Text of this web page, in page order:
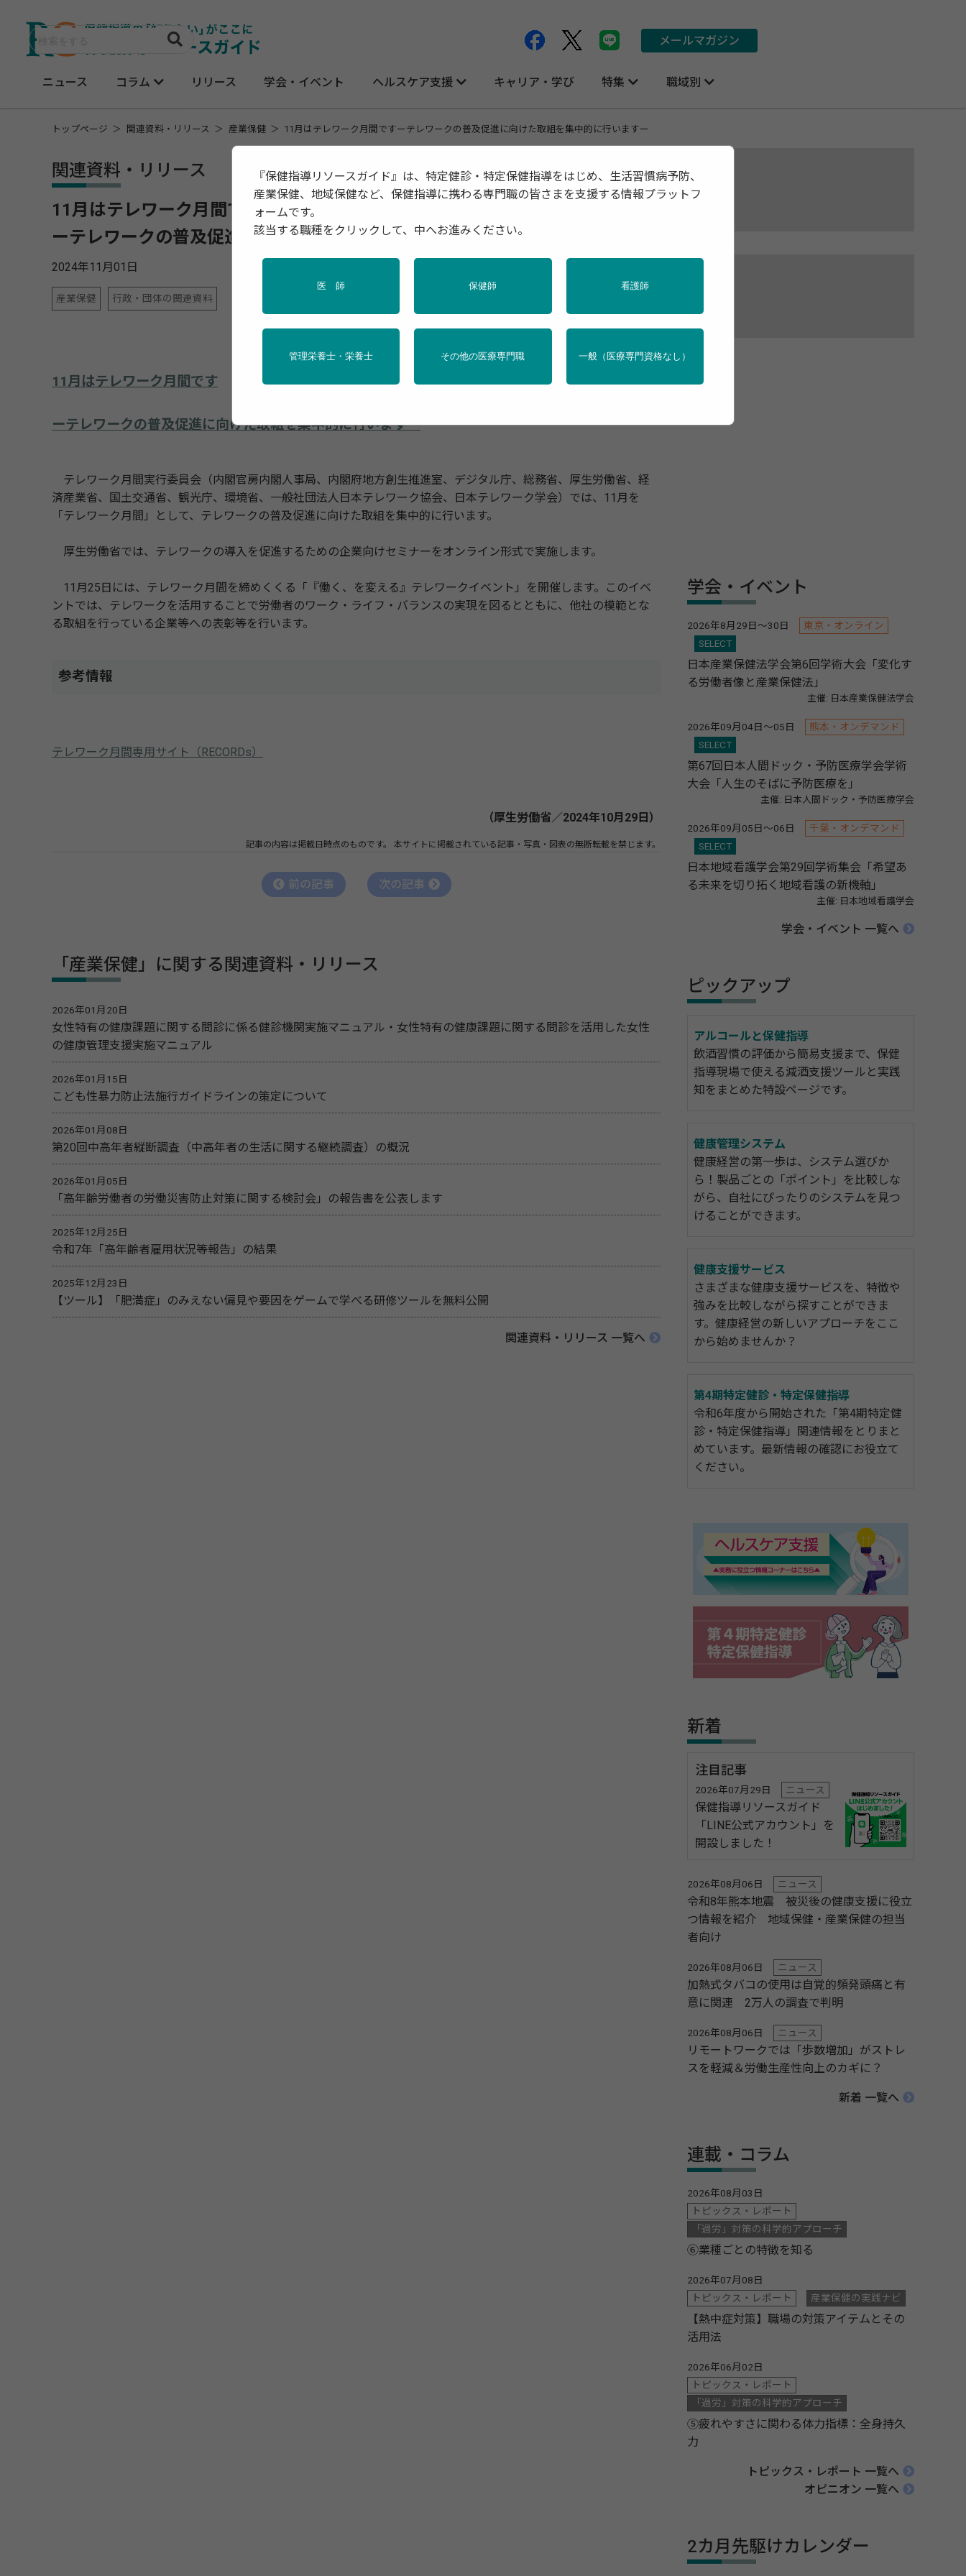
ニュース コラム リリース 学会・イベント ヘルスケア支援 キャリア・学び 特集 職域別
メールマガジン
トップページ 関連資料・リリース 産業保健 11月はテレワーク月間ですーテレワークの普及促進に向けた取組を集中的に行いますー
関連資料・リリース
11月はテレワーク月間です
ーテレワークの普及促進に向けた取組を集中的に行いますー
2024年11月01日
産業保健 行政・団体の関連資料
11月はテレワーク月間です
ーテレワークの普及促進に向けた取組を集中的に行いますー
テレワーク月間実行委員会（内閣官房内閣人事局、内閣府地方創生推進室、デジタル庁、総務省、厚生労働省、経
済産業省、国土交通省、観光庁、環境省、一般社団法人日本テレワーク協会、日本テレワーク学会）では、11月を
「テレワーク月間」として、テレワークの普及促進に向けた取組を集中的に行います。
厚生労働省では、テレワークの導入を促進するための企業向けセミナーをオンライン形式で実施します。
11月25日には、テレワーク月間を締めくくる「『働く、を変える』テレワークイベント」を開催します。このイベ
ントでは、テレワークを活用することで労働者のワーク・ライフ・バランスの実現を図るとともに、他社の模範とな
る取組を行っている企業等への表彰等を行います。
参考情報
テレワーク月間専用サイト（RECORDs）
（厚生労働省／2024年10月29日）
記事の内容は掲載日時点のものです。 本サイトに掲載されている記事・写真・図表の無断転載を禁じます。
前の記事 次の記事
「産業保健」に関する関連資料・リリース
2026年01月20日
女性特有の健康課題に関する問診に係る健診機関実施マニュアル・女性特有の健康課題に関する問診を活用した女性
の健康管理支援実施マニュアル
2026年01月15日
こども性暴力防止法施行ガイドラインの策定について
2026年01月08日
第20回中高年者縦断調査（中高年者の生活に関する継続調査）の概況
2026年01月05日
「高年齢労働者の労働災害防止対策に関する検討会」の報告書を公表します
2025年12月25日
令和7年「高年齢者雇用状況等報告」の結果
2025年12月23日
【ツール】「肥満症」のみえない偏見や要因をゲームで学べる研修ツールを無料公開
関連資料・リリース 一覧へ
学会・イベント
2026年8月29日～30日
東京・オンライン
SELECT
日本産業保健法学会第6回学術大会「変化す
る労働者像と産業保健法」
主催: 日本産業保健法学会
2026年09月04日～05日
熊本・オンデマンド
SELECT
第67回日本人間ドック・予防医療学会学術
大会「人生のそばに予防医療を」
主催: 日本人間ドック・予防医療学会
2026年09月05日～06日
千葉・オンデマンド
SELECT
日本地域看護学会第29回学術集会「希望あ
る未来を切り拓く地域看護の新機軸」
主催: 日本地域看護学会
学会・イベント 一覧へ
ピックアップ
アルコールと保健指導
飲酒習慣の評価から簡易支援まで、保健
指導現場で使える減酒支援ツールと実践
知をまとめた特設ページです。
健康管理システム
健康経営の第一歩は、システム選びか
ら！製品ごとの「ポイント」を比較しな
がら、自社にぴったりのシステムを見つ
けることができます。
健康支援サービス
さまざまな健康支援サービスを、特徴や
強みを比較しながら探すことができま
す。健康経営の新しいアプローチをここ
から始めませんか？
第4期特定健診・特定保健指導
令和6年度から開始された「第4期特定健
診・特定保健指導」関連情報をとりまと
めています。最新情報の確認にお役立て
ください。
新着
注目記事
2026年07月29日 ニュース
保健指導リソースガイド
「LINE公式アカウント」を
開設しました！
2026年08月06日 ニュース
令和8年熊本地震 被災後の健康支援に役立
つ情報を紹介 地域保健・産業保健の担当
者向け
2026年08月06日 ニュース
加熱式タバコの使用は自覚的頻発頭痛と有
意に関連 2万人の調査で判明
2026年08月06日 ニュース
リモートワークでは「歩数増加」がストレ
スを軽減＆労働生産性向上のカギに？
新着 一覧へ
連載・コラム
2026年08月03日
トピックス・レポート
「過労」対策の科学的アプローチ
⑥業種ごとの特徴を知る
2026年07月08日
トピックス・レポート
産業保健の実践ナビ
【熱中症対策】職場の対策アイテムとその
活用法
2026年06月02日
トピックス・レポート
「過労」対策の科学的アプローチ
⑤疲れやすさに関わる体力指標：全身持久
力
トピックス・レポート 一覧へ
オピニオン 一覧へ
2カ月先駆けカレンダー
『保健指導リソースガイド』は、特定健診・特定保健指導をはじめ、生活習慣病予防、
産業保健、地域保健など、保健指導に携わる専門職の皆さまを支援する情報プラットフ
ォームです。
該当する職種をクリックして、中へお進みください。
医 師 保健師 看護師
管理栄養士・栄養士 その他の医療専門職 一般（医療専門資格なし）